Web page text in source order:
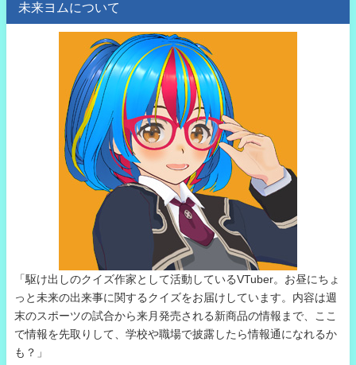
未来ヨムについて
「駆け出しのクイズ作家として活動しているVTuber。お昼にちょ
っと未来の出来事に関するクイズをお届けしています。内容は週
末のスポーツの試合から来月発売される新商品の情報まで、ここ
で情報を先取りして、学校や職場で披露したら情報通になれるか
も？」